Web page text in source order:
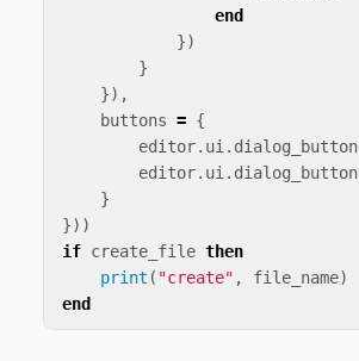
end
})
}
}),
buttons = {
editor. ui . dialog_button
editor. ui . dialog_button
}
}))
if create_file then
print ( "create" , file_name)
end